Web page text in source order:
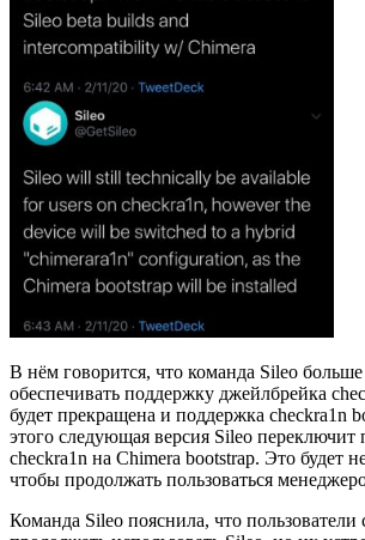
В нём говорится, что команда Sileo больше
обеспечивать поддержку джейлбрейка
будет прекращена и поддержка checkra1n
этого следующая версия Sileo переключит
checkra1n на Chimera bootstrap. Это будет
чтобы продолжать пользоваться
Команда Sileo пояснила, что пользователи